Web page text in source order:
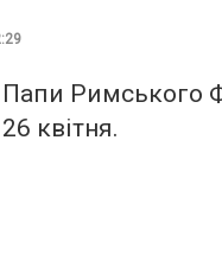
Римського
квітня.